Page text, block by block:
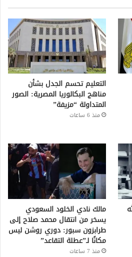
التعليم تحسم الجدل بشأن
مناهج البكالوريا المصرية: الصور
المتداولة “مزيفة”
منذ 6 ساعات
مالك نادي الخلود السعودي
يسخر من انتقال محمد صلاح إلى
طرابزون سبور: دوري روشن ليس
مكانًا لـ”عطلة التقاعد”
منذ 7 ساعات